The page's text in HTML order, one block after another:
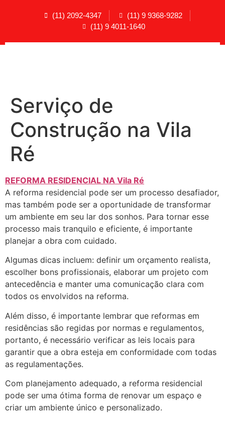
(11) 2092-4347
(11) 9 9368-9282
(11) 9 4011-1640
Serviço de
Construção na Vila
Ré
REFORMA RESIDENCIAL NA Vila Ré
A reforma residencial pode ser um processo desafiador,
mas também pode ser a oportunidade de transformar
um ambiente em seu lar dos sonhos. Para tornar esse
processo mais tranquilo e eficiente, é importante
planejar a obra com cuidado.
Algumas dicas incluem: definir um orçamento realista,
escolher bons profissionais, elaborar um projeto com
antecedência e manter uma comunicação clara com
todos os envolvidos na reforma.
Além disso, é importante lembrar que reformas em
residências são regidas por normas e regulamentos,
portanto, é necessário verificar as leis locais para
garantir que a obra esteja em conformidade com todas
as regulamentações.
Com planejamento adequado, a reforma residencial
pode ser uma ótima forma de renovar um espaço e
criar um ambiente único e personalizado.